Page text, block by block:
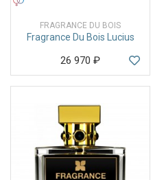
FRAGRANCE DU BOIS
Fragrance Du Bois Lucius
26 970 ₽